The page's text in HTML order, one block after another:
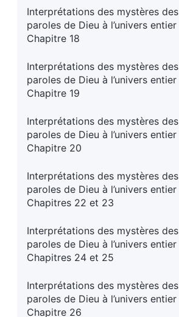
Interprétations des mystères des
paroles de Dieu à l’univers entier
Chapitre 18
Interprétations des mystères des
paroles de Dieu à l’univers entier
Chapitre 19
Interprétations des mystères des
paroles de Dieu à l’univers entier
Chapitre 20
Interprétations des mystères des
paroles de Dieu à l’univers entier
Chapitres 22 et 23
Interprétations des mystères des
paroles de Dieu à l’univers entier
Chapitres 24 et 25
Interprétations des mystères des
paroles de Dieu à l’univers entier
Chapitre 26